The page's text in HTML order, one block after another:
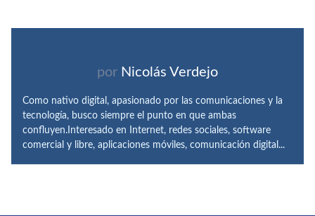
por Nicolás Verdejo
Como nativo digital, apasionado por las comunicaciones y la
tecnología, busco siempre el punto en que ambas
confluyen.Interesado en Internet, redes sociales, software
comercial y libre, aplicaciones móviles, comunicación digital...